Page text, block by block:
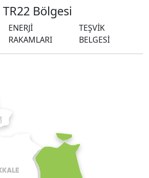
TR22 Bölgesi
ENERJİ
RAKAMLARI
TEŞVİK
BELGESİ